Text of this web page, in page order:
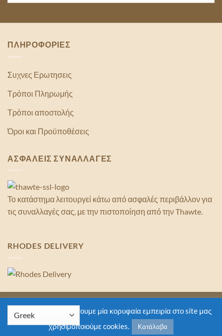
ΠΛΗΡΟΦΟΡΙΕΣ
Συχνες Ερωτησεις
Τρόποι Πληρωμής
Τρόποι αποστολής
Όροι και Προϋποθέσεις
ΑΣΦΑΛΕΙΣ ΣΥΝΑΛΛΑΓΕΣ
Το κατάστημα λειτουργεί κάτω από ασφαλές περιβάλλον για
τις συναλλαγές σας, με την πιστοποίηση από την Thawte.
RHODES DELIVERY
Copyright 2026 © Rhodes Delivery
Για να σου εξασφαλίσουμε μία κορυφαία εμπειρία στο site μας
χρησιμοποιούμε cookies.
Κατάλαβα